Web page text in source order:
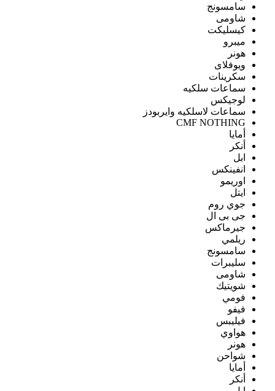
سامسونج
شاومى
كيسليكت
ميبرو
هونر
ويوفلاى
سكرينات
سماعات سلكيه
لوجيكس
سماعات لاسلكيه وايربودز
CMF NOTHING
أمايا
أنكر
ابل
انفينكس
اوريمو
ايتل
جوي روم
جى بى ال
جيرماكس
ريلمي
سامسونج
سليبرات
شاومى
شويتيك
فومي
فيفو
فيليبس
هواوي
هونر
شواحن
أمايا
أنكر